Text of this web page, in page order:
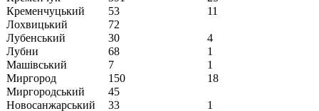
Кременчуцький
53
11
Лохвицький
72
Лубенський
30
4
Лубни
68
1
Машівський
7
1
Миргород
150
18
Миргородський
45
Новосанжарський
33
1